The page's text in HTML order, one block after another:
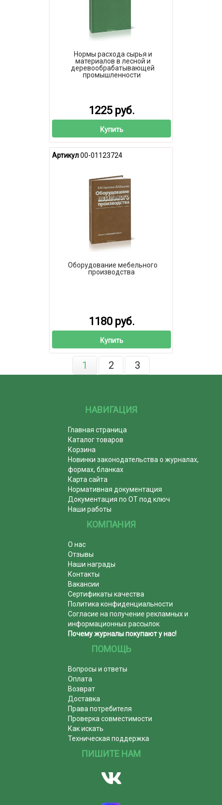
Нормы расхода сырья и
материалов в лесной и
деревообрабатывающей
промышленности
1225 руб.
Купить
Артикул00-01123724
Оборудование мебельного
производства
1180 руб.
Купить
1 2 3
НАВИГАЦИЯ
Главная страница
Каталог товаров
Корзина
Новинки законодательства о журналах,
формах, бланках
Карта сайта
Нормативная документация
Документация по ОТ под ключ
Наши работы
КОМПАНИЯ
О нас
Отзывы
Наши награды
Контакты
Вакансии
Сертификаты качества
Политика конфиденциальности
Согласие на получение рекламных и
информационных рассылок
Почему журналы покупают у нас!
ПОМОЩЬ
Вопросы и ответы
Оплата
Возврат
Доставка
Права потребителя
Проверка совместимости
Как искать
Техническая поддержка
ПИШИТЕ НАМ